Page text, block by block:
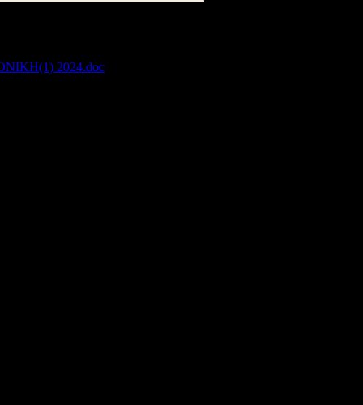
2024.doc